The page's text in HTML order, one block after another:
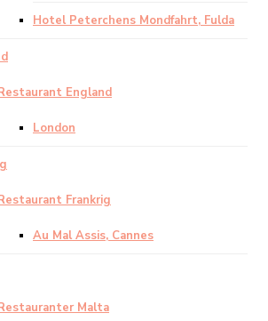
Hotel Peterchens Mondfahrt, Fulda
England
London
Frankrig
Au Mal Assis, Cannes
Malta